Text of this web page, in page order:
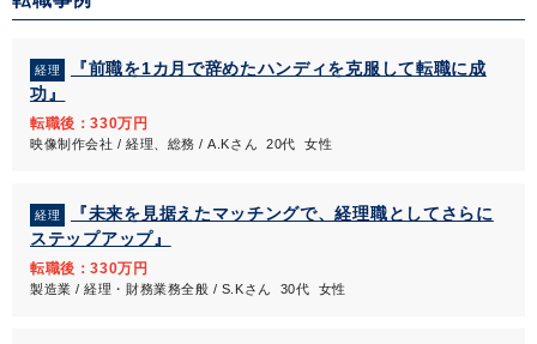
経理
『前職を1カ月で辞めたハンディを克服して転職に成
功』
転職後：330万円
映像制作会社 / 経理、総務 / A.Kさん 20代 女性
経理
『未来を見据えたマッチングで、経理職としてさらに
ステップアップ』
転職後：330万円
製造業 / 経理・財務業務全般 / S.Kさん 30代 女性